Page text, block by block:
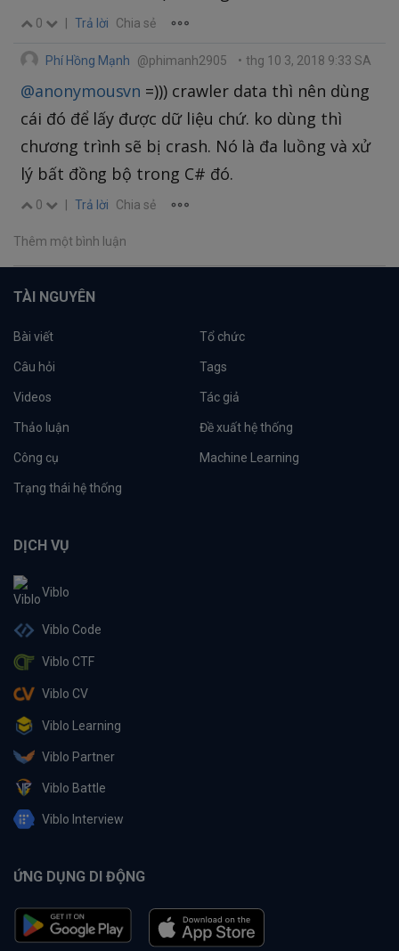
0 Trả lời Chia sẻ
Phí Hồng Mạnh @phimanh2905 • thg 10 3, 2018 9:33 SA
@anonymousvn =))) crawler data thì nên dùng
cái đó để lấy được dữ liệu chứ. ko dùng thì
chương trình sẽ bị crash. Nó là đa luồng và xử
lý bất đồng bộ trong C# đó.
0 Trả lời Chia sẻ
Thêm một bình luận
TÀI NGUYÊN
Bài viết Tổ chức
Câu hỏi Tags
Videos Tác giả
Thảo luận Đề xuất hệ thống
Công cụ Machine Learning
Trạng thái hệ thống
DỊCH VỤ
Viblo
Viblo Code
Viblo CTF
Viblo CV
Viblo Learning
Viblo Partner
Viblo Battle
Viblo Interview
ỨNG DỤNG DI ĐỘNG